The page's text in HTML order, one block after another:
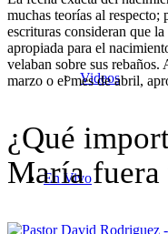
Videos
En Vivo
muchas teorías al respecto;
escrituras consideran que
apropiada para el
velaban sobre sus
marzo o el mes de abril,
¿Qué
María fuera